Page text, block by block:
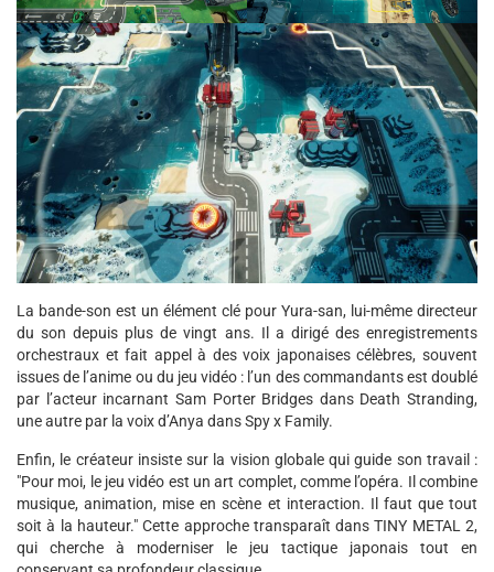
La bande-son est un élément clé pour Yura-san, lui-même directeur
du son depuis plus de vingt ans. Il a dirigé des enregistrements
orchestraux et fait appel à des voix japonaises célèbres, souvent
issues de l’anime ou du jeu vidéo : l’un des commandants est doublé
par l’acteur incarnant Sam Porter Bridges dans Death Stranding,
une autre par la voix d’Anya dans Spy x Family.
Enfin, le créateur insiste sur la vision globale qui guide son travail :
"Pour moi, le jeu vidéo est un art complet, comme l’opéra. Il combine
musique, animation, mise en scène et interaction. Il faut que tout
soit à la hauteur." Cette approche transparaît dans TINY METAL 2,
qui cherche à moderniser le jeu tactique japonais tout en